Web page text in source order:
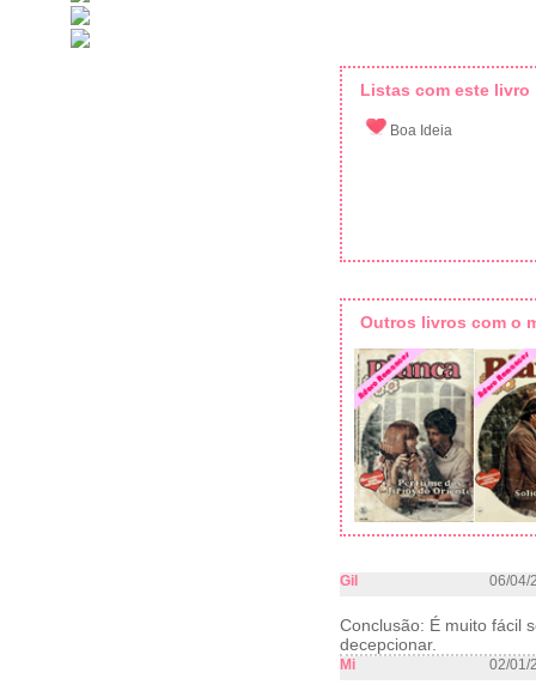
Listas com este livro
Boa Ideia
Outros livros com o
Gil 06/04/
Conclusão: É muito fácil
decepcionar.
Mi 02/01/